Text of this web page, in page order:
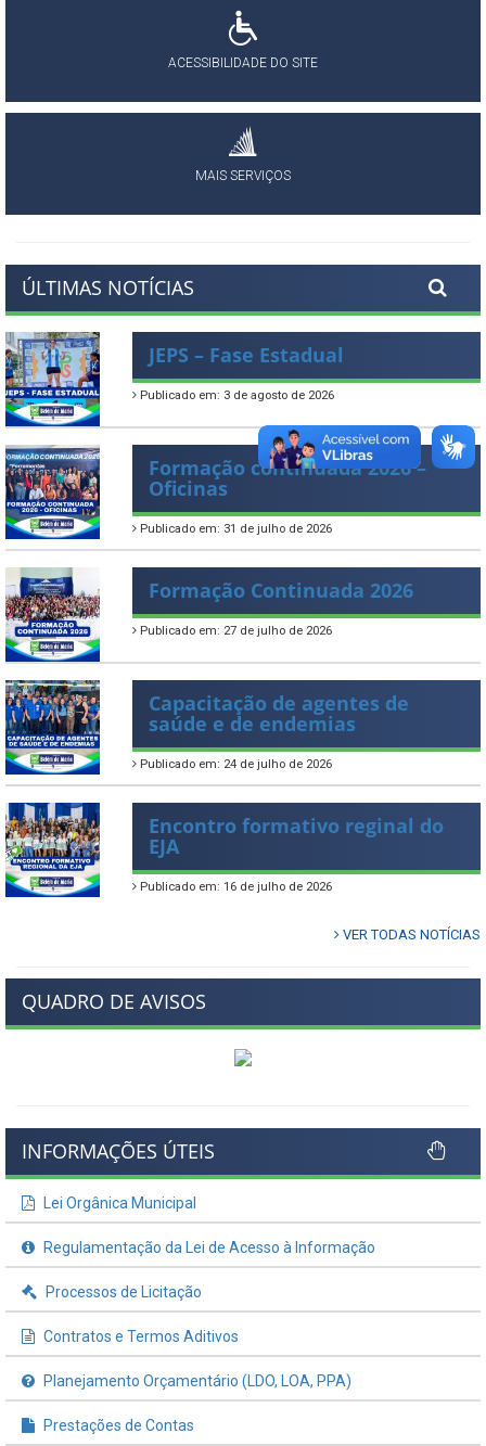
ACESSIBILIDADE DO SITE
MAIS SERVIÇOS
ÚLTIMAS NOTÍCIAS
JEPS – Fase Estadual
Publicado em: 3 de agosto de 2026
Formação continuada 2026 –
Oficinas
Publicado em: 31 de julho de 2026
Formação Continuada 2026
Publicado em: 27 de julho de 2026
Capacitação de agentes de
saúde e de endemias
Publicado em: 24 de julho de 2026
Encontro formativo reginal do
EJA
Publicado em: 16 de julho de 2026
VER TODAS NOTÍCIAS
QUADRO DE AVISOS
INFORMAÇÕES ÚTEIS
Lei Orgânica Municipal
Regulamentação da Lei de Acesso à Informação
Processos de Licitação
Contratos e Termos Aditivos
Planejamento Orçamentário (LDO, LOA, PPA)
Prestações de Contas